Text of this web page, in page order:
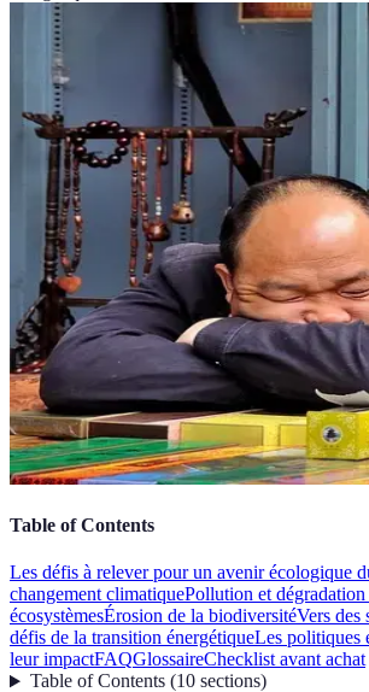
Table of Contents
Les défis à relever pour un avenir écologique
changement climatiquePollution et dégradation
écosystèmesÉrosion de la biodiversitéVers des
défis de la transition énergétiqueLes politiques
leur impactFAQGlossaireChecklist avant achat
Table of Contents(10 sections)